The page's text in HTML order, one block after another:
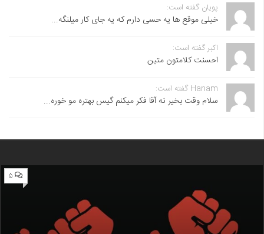
پویان گفته است:
خیلی موقع ها یه حسی دارم که یه جای کار میلنگه...
اکبر گفته است:
احسنت ‌کلامتون متین
Hanam گفته است:
سلام وقت بخیر نه آقا فکر میکنم گیس بهتره مو خوره...
۵